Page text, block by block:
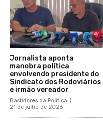
Jornalista aponta
manobra política
envolvendo presidente do
Sindicato dos Rodoviários
e irmão vereador
Bastidores da Política
21 de julho de 2026